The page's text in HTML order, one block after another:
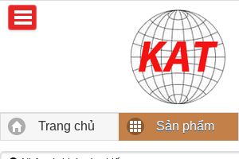
Trang chủ Sản phẩm